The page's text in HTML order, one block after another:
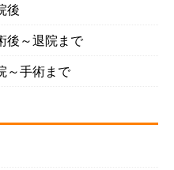
後
後～退院まで
～手術まで